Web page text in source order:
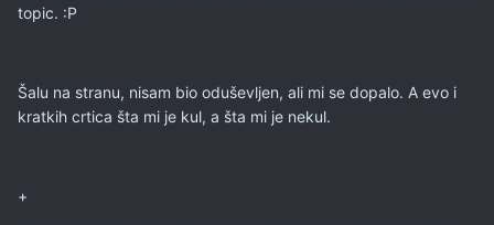
topic. :P
Šalu na stranu, nisam bio oduševljen, ali mi se dopalo. A evo i
kratkih crtica šta mi je kul, a šta mi je nekul.
+